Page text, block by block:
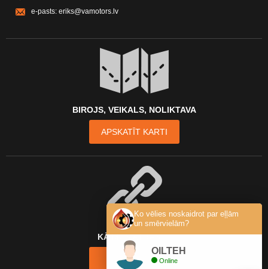
e-pasts: eriks@vamotors.lv
BIROJS, VEIKALS, NOLIKTAVA
APSKATĪT KARTI
KĀ MŪS ATRAST?
KONTAKTI
Ko vēlies noskaidrot par eļļām
un smērvielām?
OILTEH
Online